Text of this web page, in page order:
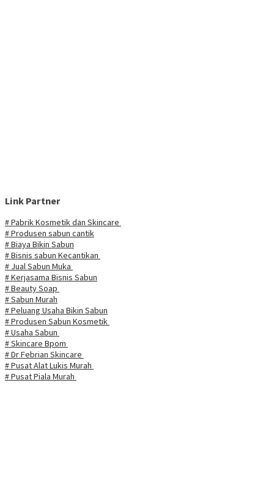
Link Partner
# Pabrik Kosmetik dan Skincare
# Produsen sabun cantik
# Biaya Bikin Sabun
# Bisnis sabun Kecantikan
# Jual Sabun Muka
# Kerjasama Bisnis Sabun
# Beauty Soap
# Sabun Murah
# Peluang Usaha Bikin Sabun
# Produsen Sabun Kosmetik
# Usaha Sabun
# Skincare Bpom
# Dr Febrian Skincare
# Pusat Alat Lukis Murah
# Pusat Piala Murah